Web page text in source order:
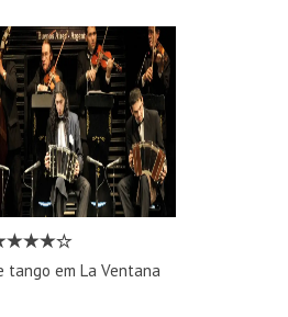
tango em La Ventana